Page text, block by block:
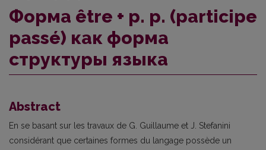
Форма être + р. р. (participe
passé) как форма
cтpуктуры языка
Abstract
En se basant sur les travaux de G. Guillaume et J. Stefanini
considérant que certaines formes du langage possède un